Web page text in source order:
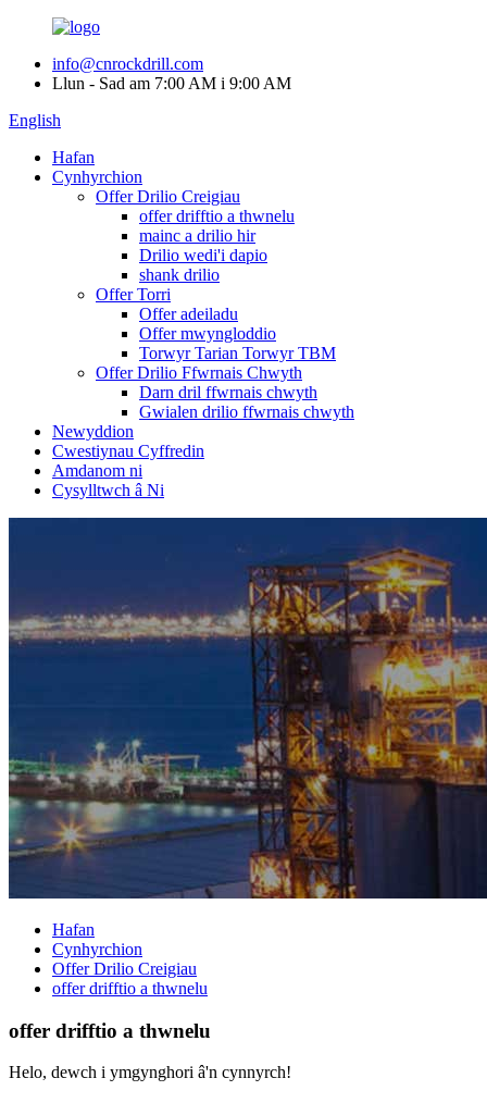
info@cnrockdrill.com
Llun - Sad am 7:00 AM i 9:00 AM
English
Hafan
Cynhyrchion
Offer Drilio Creigiau
offer drifftio a thwnelu
mainc a drilio hir
Drilio wedi'i dapio
shank drilio
Offer Torri
Offer adeiladu
Offer mwyngloddio
Torwyr Tarian Torwyr TBM
Offer Drilio Ffwrnais Chwyth
Darn dril ffwrnais chwyth
Gwialen drilio ffwrnais chwyth
Newyddion
Cwestiynau Cyffredin
Amdanom ni
Cysylltwch â Ni
Hafan
Cynhyrchion
Offer Drilio Creigiau
offer drifftio a thwnelu
offer drifftio a thwnelu
Helo, dewch i ymgynghori â'n cynnyrch!